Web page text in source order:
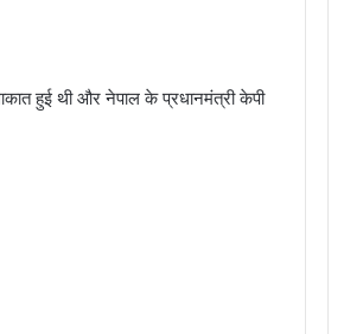
हुई थी और नेपाल के प्रधानमंत्री केपी